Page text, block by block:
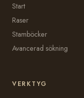
Start
Raser
Stamböcker
Avancerad sökning
VERKTYG